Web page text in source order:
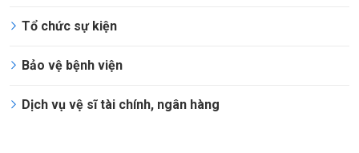
Tổ chức sự kiện
Bảo vệ bệnh viện
Dịch vụ vệ sĩ tài chính, ngân hàng